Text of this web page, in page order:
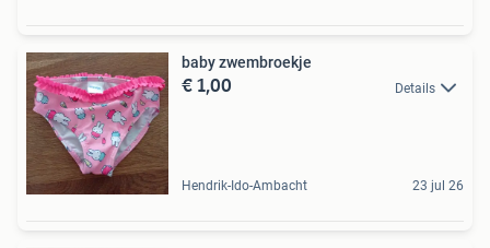
baby zwembroekje
€ 1,00 Details
Hendrik-Ido-Ambacht 23 jul 26